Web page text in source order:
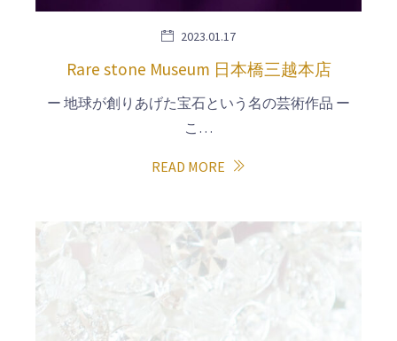
2023.01.17
Rare stone Museum 日本橋三越本店
ー 地球が創りあげた宝石という名の芸術作品 ー
こ…
READ MORE